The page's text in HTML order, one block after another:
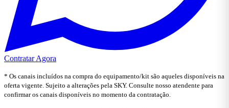
Contratar Agora
* Os canais incluídos na compra do equipamento/kit são aqueles disponíveis na
oferta vigente. Sujeito a alterações pela SKY. Consulte nosso atendente para
confirmar os canais disponíveis no momento da contratação.